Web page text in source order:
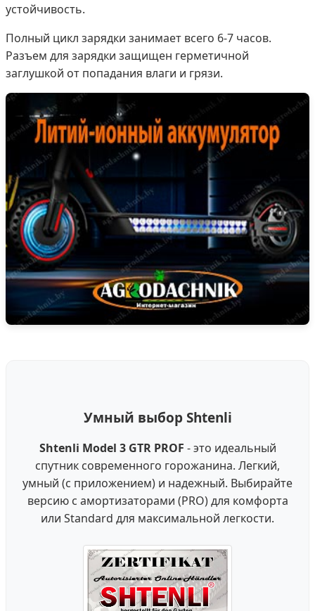
устойчивость.
Полный цикл зарядки занимает всего 6-7 часов.
Разъем для зарядки защищен герметичной
заглушкой от попадания влаги и грязи.
Умный выбор Shtenli
Shtenli Model 3 GTR PROF - это идеальный
спутник современного горожанина. Легкий,
умный (с приложением) и надежный. Выбирайте
версию с амортизаторами (PRO) для комфорта
или Standard для максимальной легкости.